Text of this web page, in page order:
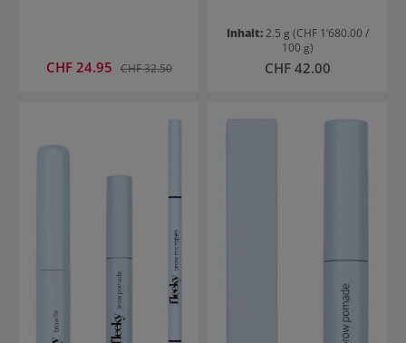
Verkaufspreis:
CHF 24.95 Regulärer Preis:
CHF 32.50
Inhalt:2.5 g (CHF 1’680.00 /
100 g)
Regulärer Preis:
CHF 42.00